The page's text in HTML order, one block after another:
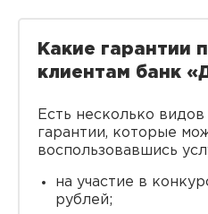
Какие гарантии
клиентам банк
Есть несколько
гарантии, которые
воспользовавшись
на участие в
рублей;